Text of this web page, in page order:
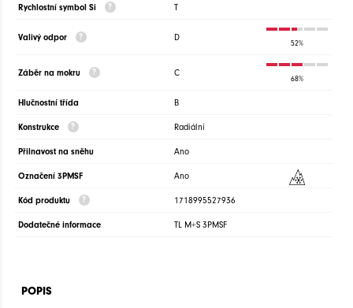
Rychlostní symbol Si T
Valivý odpor D
52%
Záběr na mokru C
68%
Hlučnostní třída B
Konstrukce Radiální
Přilnavost na sněhu Ano
Označení 3PMSF Ano
Kód produktu 1718995527936
Dodatečné informace TL M+S 3PMSF
POPIS